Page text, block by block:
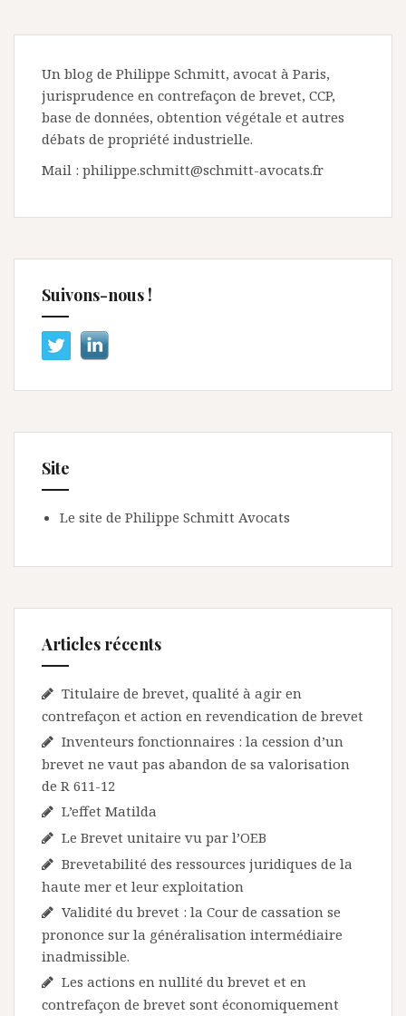
Un blog de Philippe Schmitt, avocat à Paris,
jurisprudence en contrefaçon de brevet, CCP,
base de données, obtention végétale et autres
débats de propriété industrielle.
Mail : philippe.schmitt@schmitt-avocats.fr
Suivons-nous !
Site
Le site de Philippe Schmitt Avocats
Articles récents
Titulaire de brevet, qualité à agir en
contrefaçon et action en revendication de brevet
Inventeurs fonctionnaires : la cession d’un
brevet ne vaut pas abandon de sa valorisation
de R 611-12
L’effet Matilda
Le Brevet unitaire vu par l’OEB
Brevetabilité des ressources juridiques de la
haute mer et leur exploitation
Validité du brevet : la Cour de cassation se
prononce sur la généralisation intermédiaire
inadmissible.
Les actions en nullité du brevet et en
contrefaçon de brevet sont économiquement